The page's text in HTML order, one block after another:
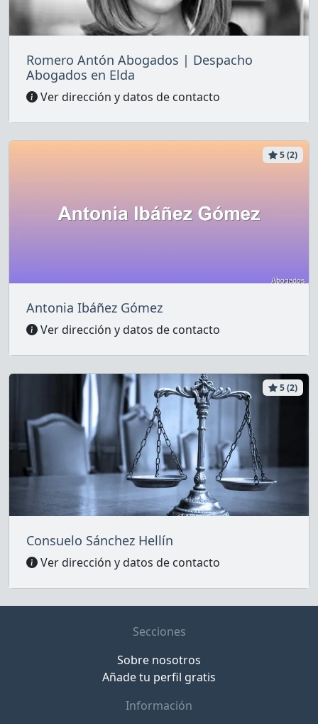
Romero Antón Abogados | Despacho
Abogados en Elda
Ver dirección y datos de contacto
5 (2)
Antonia Ibáñez Gómez
Ver dirección y datos de contacto
5 (2)
Consuelo Sánchez Hellín
Ver dirección y datos de contacto
Secciones
Sobre nosotros
Añade tu perfil gratis
Información